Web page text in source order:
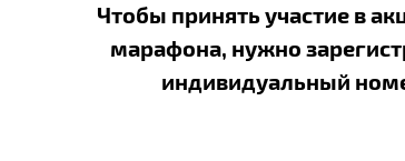
Чтобы принять участие в
марафона, нужно
индивидуальный